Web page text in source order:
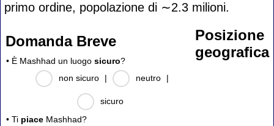
primo ordine, popolazione di ∼2.3 milioni.
Domanda Breve
• È Mashhad un luogo sicuro?
non sicuro
| neutro |
sicuro
• Ti piace Mashhad?
Posizione
geografica